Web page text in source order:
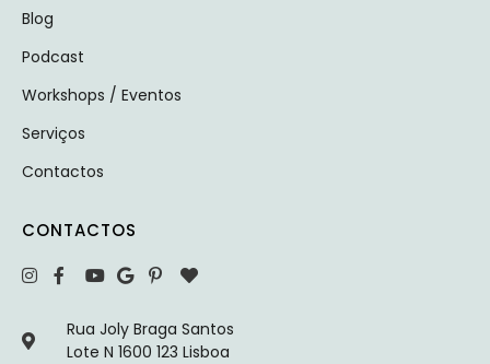
Blog
Podcast
Workshops / Eventos
Serviços
Contactos
CONTACTOS
Rua Joly Braga Santos
Lote N 1600 123 Lisboa